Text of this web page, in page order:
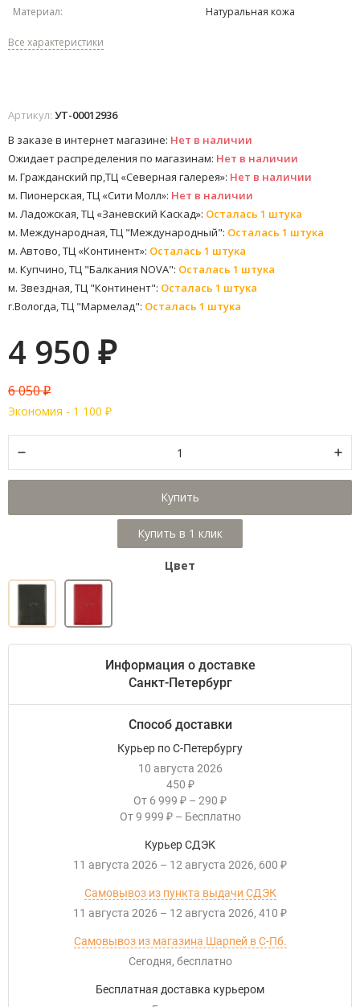
Материал:
Натуральная кожа
Все характеристики
Артикул: УТ-00012936
В заказе в интернет магазине: Нет в наличии
Ожидает распределения по магазинам: Нет в наличии
м. Гражданский пр,ТЦ «Северная галерея»: Нет в наличии
м. Пионерская, ТЦ «Сити Молл»: Нет в наличии
м. Ладожская, ТЦ «Заневский Каскад»: Осталась 1 штука
м. Международная, ТЦ "Международный": Осталась 1 штука
м. Автово, ТЦ «Континент»: Осталась 1 штука
м. Купчино, ТЦ "Балкания NOVA": Осталась 1 штука
м. Звездная, ТЦ "Континент": Осталась 1 штука
г.Вологда, ТЦ "Мармелад": Осталась 1 штука
4 950 ₽
6 050₽
Экономия - 1 100 ₽
Купить
Цвет
Информация о доставке
Санкт-Петербург
Способ доставки
Курьер по С-Петербургу
10 августа 2026
450 ₽
От 6 999 ₽ – 290 ₽
От 9 999 ₽ – Бесплатно
Курьер СДЭК
11 августа 2026 – 12 августа 2026 600 ₽
Самовывоз из пункта выдачи СДЭК
11 августа 2026 – 12 августа 2026 410 ₽
Самовывоз из магазина Шарпей в С-Пб.
Сегодня
Бесплатно
Бесплатная доставка курьером